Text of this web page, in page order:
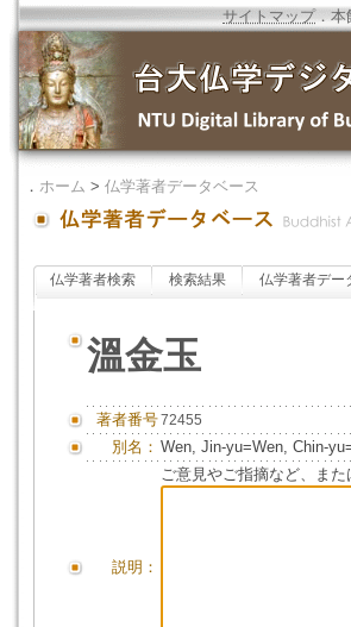
サイトマップ．本
． ホーム > 仏学著者データベース
仏学著者検索 検索結果 仏学著者デー
溫金玉
著者番号72455
別名： Wen, Jin-yu=Wen, Chin-
説明：
ご意見やご指摘など、ま